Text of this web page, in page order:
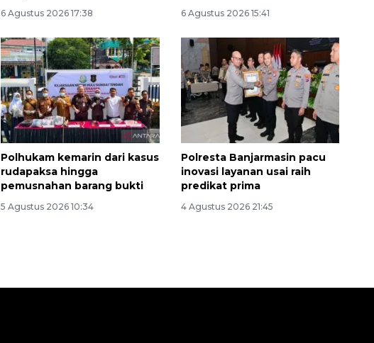
6 Agustus 2026 17:38 6 Agustus 2026 15:41
Polhukam kemarin dari kasus
rudapaksa hingga
pemusnahan barang bukti
5 Agustus 2026 10:34
Polresta Banjarmasin pacu
inovasi layanan usai raih
predikat prima
4 Agustus 2026 21:45